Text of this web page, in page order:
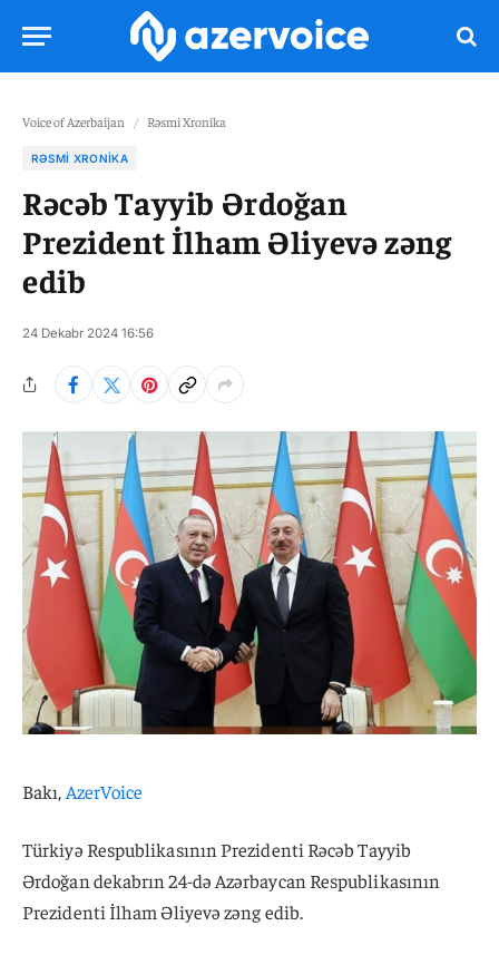
Voice of Azerbaijan / Rəsmi Xronika
RƏSMI XRONIKA
Rəcəb Tayyib Ərdoğan
Prezident İlham Əliyevə zəng
edib
24 Dekabr 2024 16:56
Bakı, AzerVoice
Türkiyə Respublikasının Prezidenti Rəcəb Tayyib
Ərdoğan dekabrın 24-də Azərbaycan Respublikasının
Prezidenti İlham Əliyevə zəng edib.